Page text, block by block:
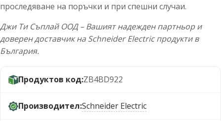
проследяване на поръчки и при спешни случаи.
Джи Ти Съплай ООД – Вашият надежден партньор и
доверен доставчик на Schneider Electric продукти в
България.
Продуктов код:ZB4BD922
Производител:Schneider Electric